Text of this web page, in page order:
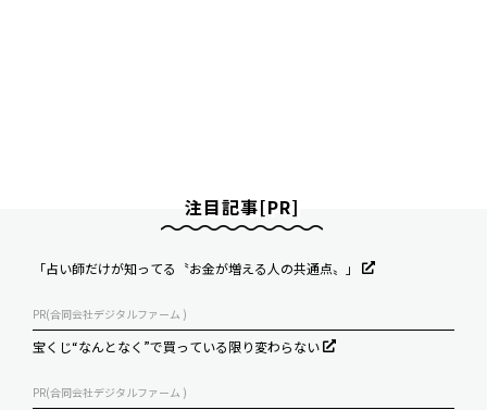
注目記事[PR]
「占い師だけが知ってる〝お金が増える人の共通点〟」
PR(合同会社デジタルファーム )
宝くじ“なんとなく”で買っている限り変わらない
PR(合同会社デジタルファーム )